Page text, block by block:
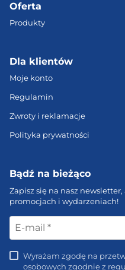
Oferta
Produkty
Dla klientów
Moje konto
Regulamin
Zwroty i reklamacje
Polityka prywatności
Bądź na bieżąco
Zapisz się na nasz
promocjach i wydarzeniach!
E-
mail
Wyrażam zgodę na
osobowych zgodnie z